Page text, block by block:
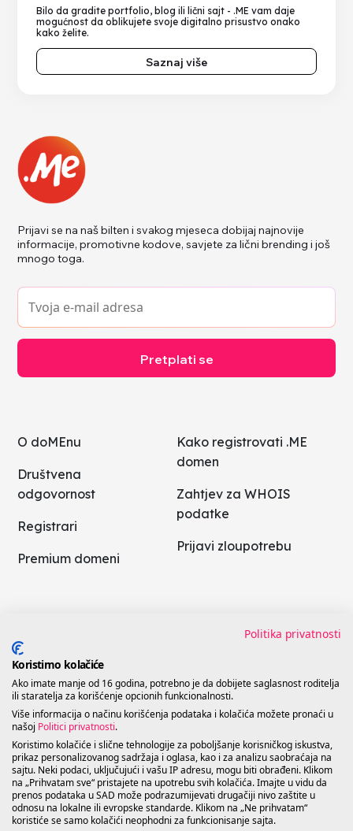
Bilo da gradite portfolio, blog ili lični sajt - .ME vam daje
mogućnost da oblikujete svoje digitalno prisustvo onako
kako želite.
Saznaj više
Prijavi se na naš bilten i svakog mjeseca dobijaj najnovije
informacije, promotivne kodove, savjete za lični brending i još
mnogo toga.
Pretplati se
O doMEnu
Društvena
odgovornost
Registrari
Premium domeni
Kako registrovati .ME
domen
Zahtjev za WHOIS
podatke
Prijavi zloupotrebu
Novosti
Česta pitanja
Kontakt
Politika ISM
Politika privatnosti
Politika privatnosti
Koristimo kolačiće
Ako imate manje od 16 godina, potrebno je da dobijete saglasnost roditelja
ili staratelja za korišćenje opcionih funkcionalnosti.
Više informacija o načinu korišćenja podataka i kolačića možete pronaći u
našoj Politici privatnosti.
Koristimo kolačiće i slične tehnologije za poboljšanje korisničkog iskustva,
prikaz personalizovanog sadržaja i oglasa, kao i za analizu saobraćaja na
sajtu. Neki podaci, uključujući i vašu IP adresu, mogu biti obrađeni. Klikom
na „Prihvatam sve“ pristajete na upotrebu svih kolačića. Imajte u vidu da
prenos podataka u SAD može podrazumijevati drugačiji nivo zaštite u
odnosu na lokalne ili evropske standarde. Klikom na „Ne prihvatam“
koristiće se samo kolačići neophodni za funkcionisanje sajta.